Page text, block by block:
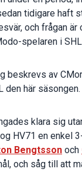
tidigare haft
och frågan är
spelaren i
beskrevs av
den här säsongen.
klara sig
HV71 en enkel
Bengtsson och
och såg till att